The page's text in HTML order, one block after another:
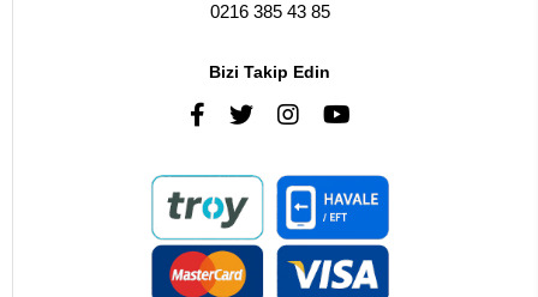
0216 385 43 85
Bizi Takip Edin